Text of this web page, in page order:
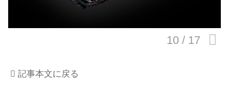
テクノロジー
このメディアについて
利用規約
記事本文に戻る